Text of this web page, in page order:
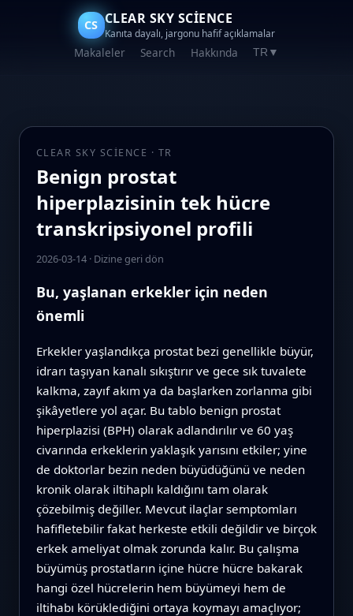
CS CLEAR SKY SCIENCE
Kanıta dayalı, jargonu hafif açıklamalar
Makaleler Search Hakkında TR ▼
CLEAR SKY SCIENCE · TR
Benign prostat
hiperplazisinin tek hücre
transkripsiyonel profili
2026-03-14· Dizine geri dön
Bu, yaşlanan erkekler için neden
önemli
Erkekler yaşlandıkça prostat bezi genellikle büyür,
idrarı taşıyan kanalı sıkıştırır ve gece sık tuvalete
kalkma, zayıf akım ya da başlarken zorlanma gibi
şikâyetlere yol açar. Bu tablo benign prostat
hiperplazisi (BPH) olarak adlandırılır ve 60 yaş
civarında erkeklerin yaklaşık yarısını etkiler; yine
de doktorlar bezin neden büyüdüğünü ve neden
kronik olarak iltihaplı kaldığını tam olarak
çözebilmiş değiller. Mevcut ilaçlar semptomları
hafifletebilir fakat herkeste etkili değildir ve birçok
erkek ameliyat olmak zorunda kalır. Bu çalışma
büyümüş prostatların içine hücre hücre bakarak
hangi özel hücrelerin hem büyümeyi hem de
iltihabı körüklediğini ortaya koymayı amaçlıyor;